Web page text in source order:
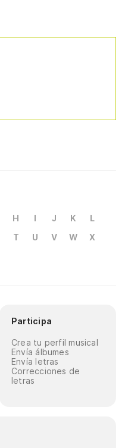
H I J K
L
T U V W
X
Participa
Crea tu perfil musical
Envía álbumes
Envía letras
Correcciones de
letras